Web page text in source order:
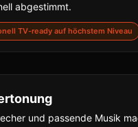
abgestimmt.
TV-ready auf höchstem Niveau
und passende Musik